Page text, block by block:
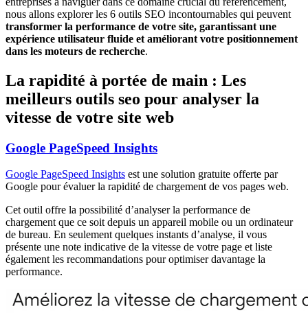
nous allons explorer les 6 outils SEO incontournables qui peuvent
transformer la performance de votre site, garantissant une
expérience utilisateur fluide et améliorant votre positionnement
dans les moteurs de recherche.
La rapidité à portée de main : Les
meilleurs outils seo pour analyser la
vitesse de votre site web
Google PageSpeed Insights
Google PageSpeed Insights est une solution gratuite offerte par
Google pour évaluer la rapidité de chargement de vos pages web.
Cet outil offre la possibilité d’analyser la performance de
chargement que ce soit depuis un appareil mobile ou un ordinateur
de bureau. En seulement quelques instants d’analyse, il vous
présente une note indicative de la vitesse de votre page et liste
également les recommandations pour optimiser davantage la
performance.